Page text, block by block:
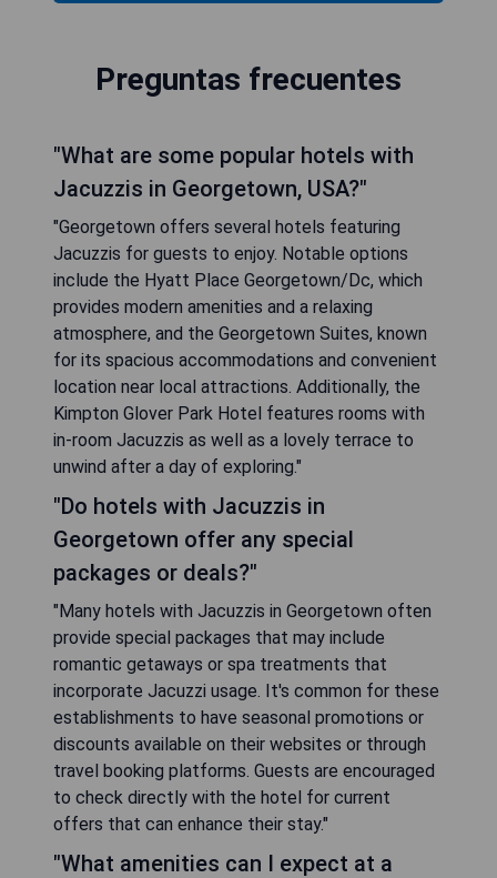
Preguntas frecuentes
"What are some popular hotels with
Jacuzzis in Georgetown, USA?"
"Georgetown offers several hotels featuring
Jacuzzis for guests to enjoy. Notable options
include the Hyatt Place Georgetown/Dc, which
provides modern amenities and a relaxing
atmosphere, and the Georgetown Suites, known
for its spacious accommodations and convenient
location near local attractions. Additionally, the
Kimpton Glover Park Hotel features rooms with
in-room Jacuzzis as well as a lovely terrace to
unwind after a day of exploring."
"Do hotels with Jacuzzis in
Georgetown offer any special
packages or deals?"
"Many hotels with Jacuzzis in Georgetown often
provide special packages that may include
romantic getaways or spa treatments that
incorporate Jacuzzi usage. It's common for these
establishments to have seasonal promotions or
discounts available on their websites or through
travel booking platforms. Guests are encouraged
to check directly with the hotel for current
offers that can enhance their stay."
"What amenities can I expect at a